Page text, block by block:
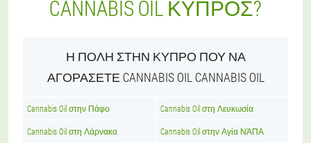
CANNABIS OIL ΚΎΠΡΟΣ?
Η ΠΌΛΗ ΣΤΗΝ ΚΎΠΡΟ ΠΟΎ ΝΑ
ΑΓΟΡΆΣΕΤΕ CANNABIS OIL CANNABIS OIL
Cannabis Oil στην Πάφο Cannabis Oil στη Λευκωσία
Cannabis Oil στη Λάρνακα Cannabis Oil στην Αγία ΝΆΠΑ